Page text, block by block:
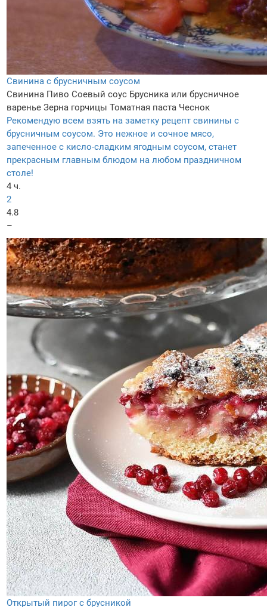
Свинина с брусничным соусом
Свинина Пиво Соевый соус Брусника или брусничное
варенье Зерна горчицы Томатная паста Чеснок
Рекомендую всем взять на заметку рецепт свинины с
брусничным соусом. Это нежное и сочное мясо,
запеченное с кисло-сладким ягодным соусом, станет
прекрасным главным блюдом на любом праздничном
столе!
4 ч.
2
4.8
–
Открытый пирог с брусникой